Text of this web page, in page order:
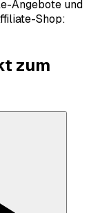
Angebote und
Shop:
zum